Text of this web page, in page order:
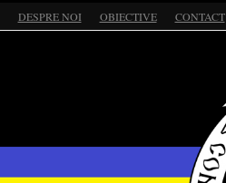
DESPRE NOI OBIECTIVE CONTACT